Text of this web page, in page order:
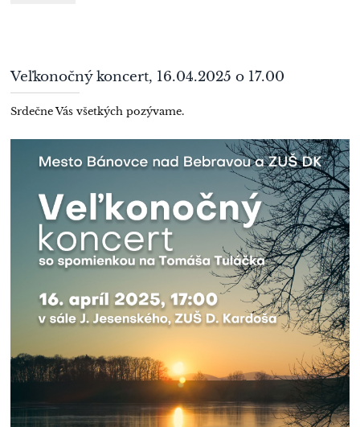
Veľkonočný koncert, 16.04.2025 o 17.00
Srdečne Vás všetkých pozývame.